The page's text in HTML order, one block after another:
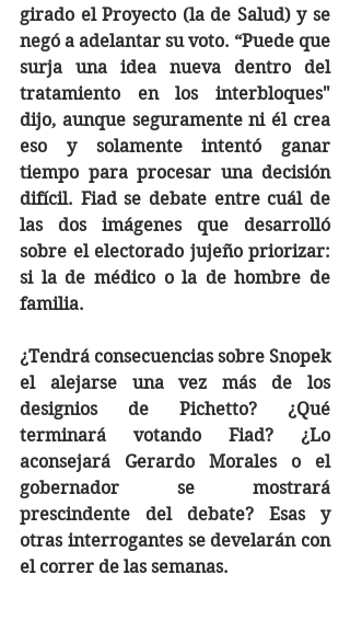
girado el Proyecto (la de Salud) y se
negó a adelantar su voto. “Puede que
surja una idea nueva dentro del
tratamiento en los interbloques"
dijo, aunque seguramente ni él crea
eso y solamente intentó ganar
tiempo para procesar una decisión
difícil. Fiad se debate entre cuál de
las dos imágenes que desarrolló
sobre el electorado jujeño priorizar:
si la de médico o la de hombre de
familia.
¿Tendrá consecuencias sobre Snopek
el alejarse una vez más de los
designios de Pichetto? ¿Qué
terminará votando Fiad? ¿Lo
aconsejará Gerardo Morales o el
gobernador se mostrará
prescindente del debate? Esas y
otras interrogantes se develarán con
el correr de las semanas.